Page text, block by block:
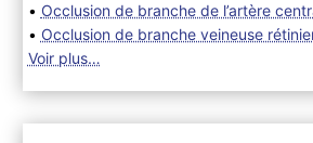
• Occlusion de branche de l’artère
• Occlusion de branche veineuse
Voir plus…